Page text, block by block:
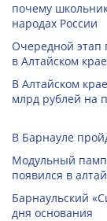
почему
народах России
Очередной этап
в Алтайском крае
В Алтайском
млрд рублей на
В Барнауле
Модульный
появился в
Барнаульский
дня основания